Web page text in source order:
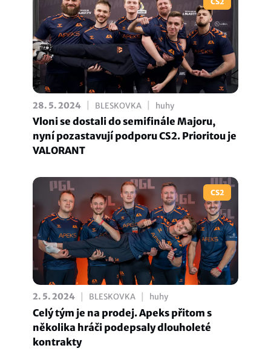
28. 5. 2024 BLESKOVKA huhy
Vloni se dostali do semifinále Majoru,
nyní pozastavují podporu CS2. Prioritou je
VALORANT
CS2
2. 5. 2024 BLESKOVKA huhy
Celý tým je na prodej. Apeks přitom s
několika hráči podepsaly dlouholeté
kontrakty